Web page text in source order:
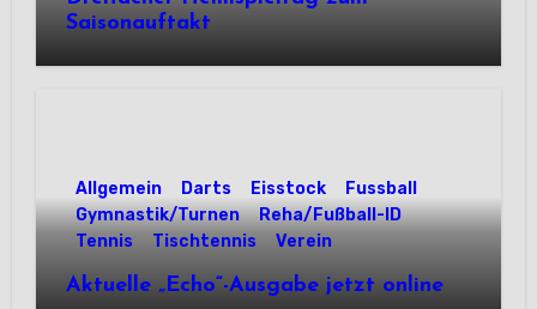
Saisonauftakt
Allgemein Darts Eisstock
Fussball
Gymnastik/Turnen
Reha/Fußball-ID
Tennis
Tischtennis Verein
Aktuelle „Echo“-Ausgabe jetzt online